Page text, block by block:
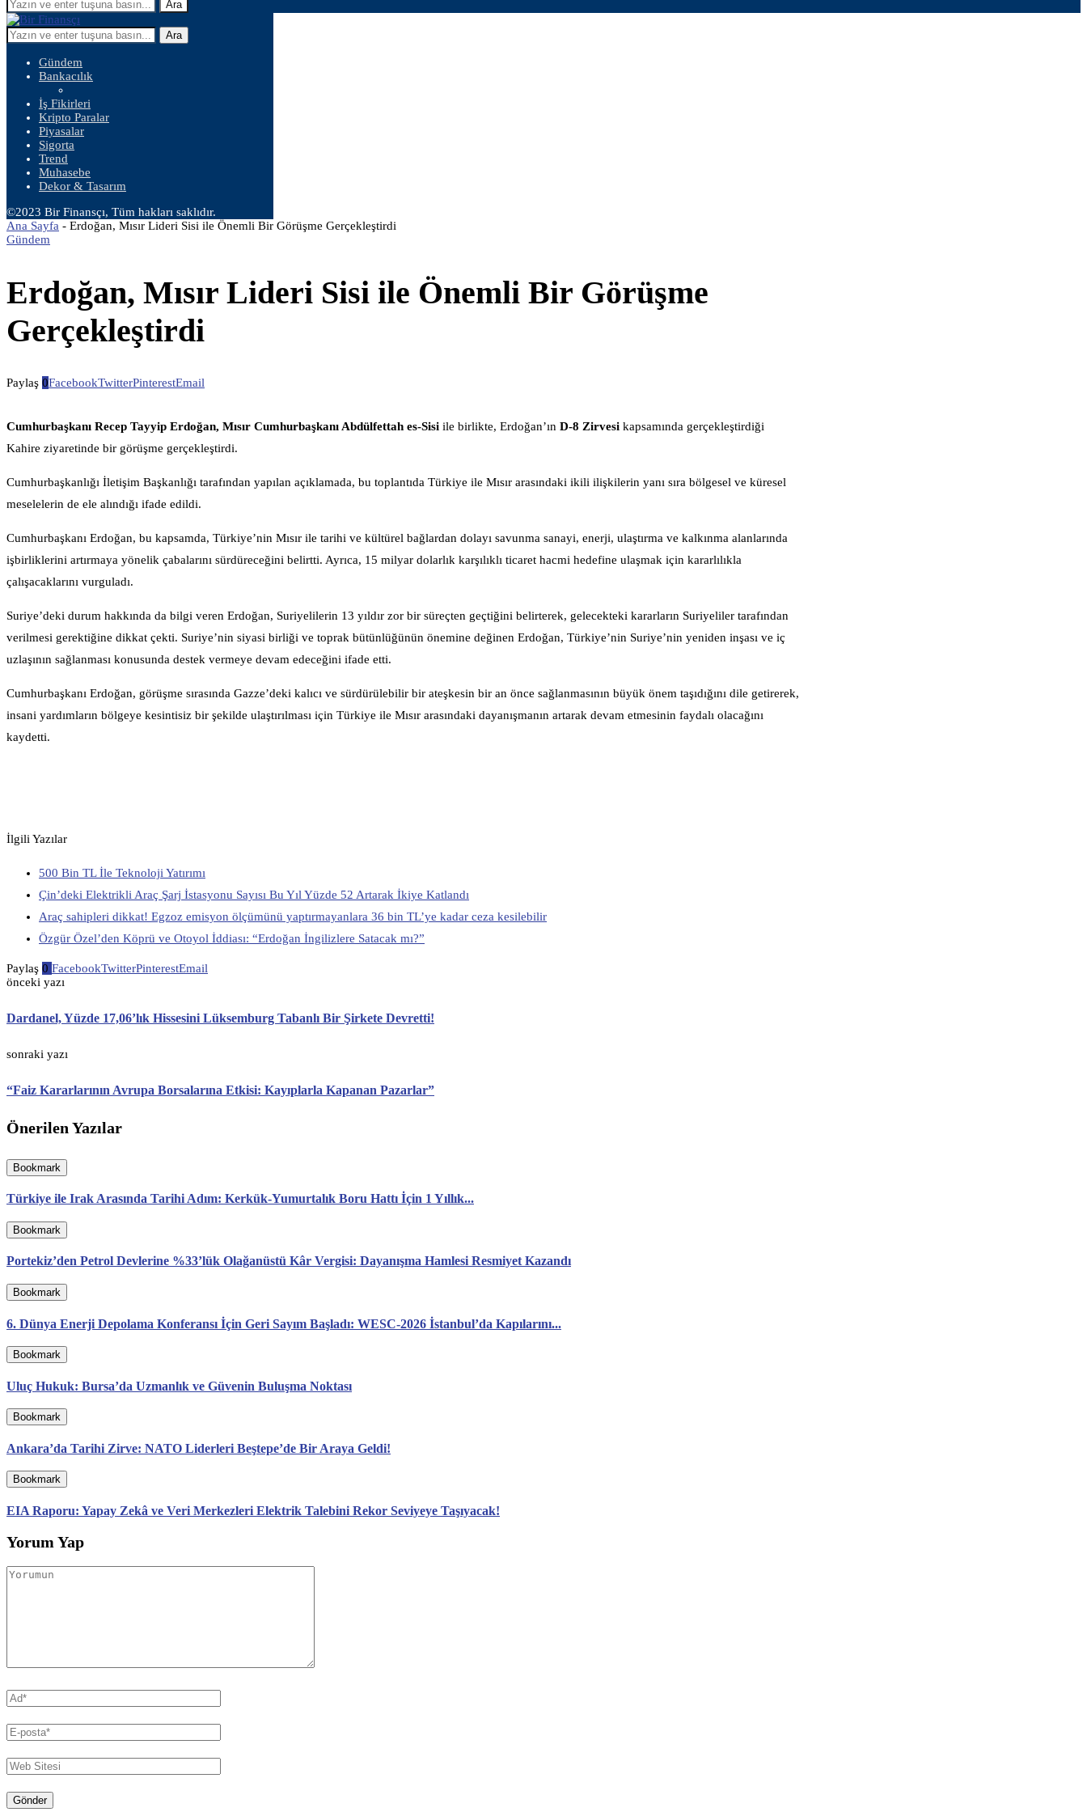
Ara
Ara
Gündem
Bankacılık
İş Fikirleri
Kripto Paralar
Piyasalar
Sigorta
Trend
Muhasebe
Dekor & Tasarım
©2023 Bir Finansçı, Tüm hakları saklıdır.
Ana Sayfa - Erdoğan, Mısır Lideri Sisi ile Önemli Bir Görüşme Gerçekleştirdi
Gündem
Erdoğan, Mısır Lideri Sisi ile Önemli Bir Görüşme
Gerçekleştirdi
Paylaş 0FacebookTwitterPinterestEmail
Cumhurbaşkanı Recep Tayyip Erdoğan, Mısır Cumhurbaşkanı Abdülfettah es-Sisi ile birlikte, Erdoğan’ın D-8 Zirvesi kapsamında gerçekleştirdiği
Kahire ziyaretinde bir görüşme gerçekleştirdi.
Cumhurbaşkanlığı İletişim Başkanlığı tarafından yapılan açıklamada, bu toplantıda Türkiye ile Mısır arasındaki ikili ilişkilerin yanı sıra bölgesel ve küresel
meselelerin de ele alındığı ifade edildi.
Cumhurbaşkanı Erdoğan, bu kapsamda, Türkiye’nin Mısır ile tarihi ve kültürel bağlardan dolayı savunma sanayi, enerji, ulaştırma ve kalkınma alanlarında
işbirliklerini artırmaya yönelik çabalarını sürdüreceğini belirtti. Ayrıca, 15 milyar dolarlık karşılıklı ticaret hacmi hedefine ulaşmak için kararlılıkla
çalışacaklarını vurguladı.
Suriye’deki durum hakkında da bilgi veren Erdoğan, Suriyelilerin 13 yıldır zor bir süreçten geçtiğini belirterek, gelecekteki kararların Suriyeliler tarafından
verilmesi gerektiğine dikkat çekti. Suriye’nin siyasi birliği ve toprak bütünlüğünün önemine değinen Erdoğan, Türkiye’nin Suriye’nin yeniden inşası ve iç
uzlaşının sağlanması konusunda destek vermeye devam edeceğini ifade etti.
Cumhurbaşkanı Erdoğan, görüşme sırasında Gazze’deki kalıcı ve sürdürülebilir bir ateşkesin bir an önce sağlanmasının büyük önem taşıdığını dile getirerek,
insani yardımların bölgeye kesintisiz bir şekilde ulaştırılması için Türkiye ile Mısır arasındaki dayanışmanın artarak devam etmesinin faydalı olacağını
kaydetti.
İlgili Yazılar
500 Bin TL İle Teknoloji Yatırımı
Çin’deki Elektrikli Araç Şarj İstasyonu Sayısı Bu Yıl Yüzde 52 Artarak İkiye Katlandı
Araç sahipleri dikkat! Egzoz emisyon ölçümünü yaptırmayanlara 36 bin TL’ye kadar ceza kesilebilir
Özgür Özel’den Köprü ve Otoyol İddiası: “Erdoğan İngilizlere Satacak mı?”
Paylaş 0 FacebookTwitterPinterestEmail
önceki yazı
Dardanel, Yüzde 17,06’lık Hissesini Lüksemburg Tabanlı Bir Şirkete Devretti!
sonraki yazı
“Faiz Kararlarının Avrupa Borsalarına Etkisi: Kayıplarla Kapanan Pazarlar”
Önerilen Yazılar
Bookmark
Türkiye ile Irak Arasında Tarihi Adım: Kerkük-Yumurtalık Boru Hattı İçin 1 Yıllık...
Bookmark
Portekiz’den Petrol Devlerine %33’lük Olağanüstü Kâr Vergisi: Dayanışma Hamlesi Resmiyet Kazandı
Bookmark
6. Dünya Enerji Depolama Konferansı İçin Geri Sayım Başladı: WESC-2026 İstanbul’da Kapılarını...
Bookmark
Uluç Hukuk: Bursa’da Uzmanlık ve Güvenin Buluşma Noktası
Bookmark
Ankara’da Tarihi Zirve: NATO Liderleri Beştepe’de Bir Araya Geldi!
Bookmark
EIA Raporu: Yapay Zekâ ve Veri Merkezleri Elektrik Talebini Rekor Seviyeye Taşıyacak!
Yorum Yap